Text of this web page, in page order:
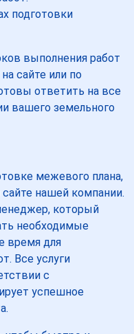
подготовки
выполнения работ
сайте или по
ответить на все
вашего земельного
межевого плана,
сайте нашей компании.
который
необходимые
время для
Все услуги
с
успешное